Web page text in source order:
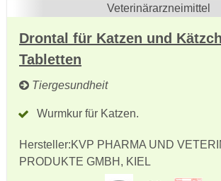
Veterinärarzneimittel
Drontal für Katzen und
Tabletten
Tiergesundheit
Wurmkur für Katzen.
Hersteller:KVP PHARMA UND
PRODUKTE GMBH, KIEL